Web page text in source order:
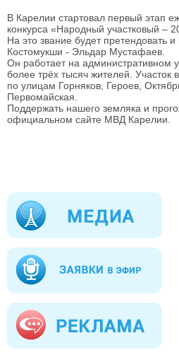
В Карелии стартовал первый этап
конкурса «Народный участковый –
На это звание будет претендовать
Костомукши - Эльдар Мустафаев.
Он работает на административном
более трёх тысяч жителей. Участок
по улицам Горняков, Героев,
Первомайская.
Поддержать нашего земляка и
официальном сайте МВД Карелии.